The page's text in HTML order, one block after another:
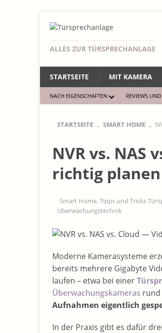
ALLES ZUR TÜRSPRECHANLAGE
STARTSEITE MIT KAMERA
NACH EIGENSCHAFTEN REVIEWS UND
STARTSEITE SMART HOME
NVR vs. NAS
richtig planen
Smart Home, Tipps und Tricks
Überwachungstechnik
Moderne Kamerasysteme
bereits mehrere Gigabyte
laufen – etwa bei einer
Überwachungskameras rund
Aufnahmen eigentlich
In der Praxis gibt es dafür